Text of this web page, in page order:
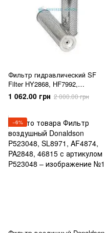
Фильтр гидравлический SF
Filter HY2868, HF7992,
PT8400MPG, P171818
1 062.00 грн 2 000.00 грн
−6%